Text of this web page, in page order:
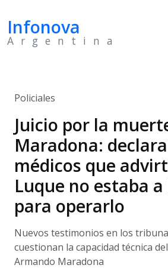
Infonova
Argentina
Policiales
Juicio por la
Maradona:
médicos que
Luque no estaba
para operarlo
Nuevos testimonios en los
cuestionan la capacidad técnica
Armando Maradona